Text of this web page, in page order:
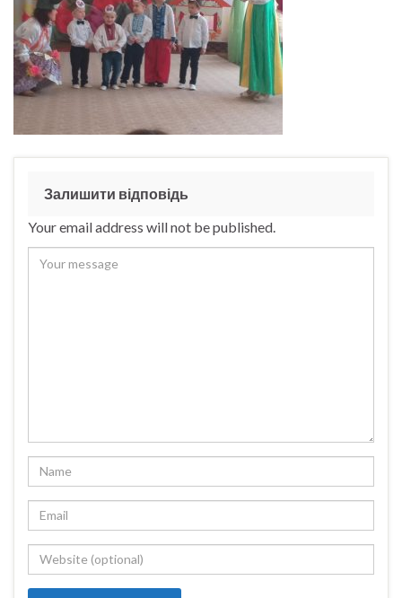
Залишити відповідь
Your email address will not be published.